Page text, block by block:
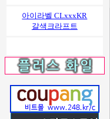
아이라벨 CLxxxKR
갈색크라프트